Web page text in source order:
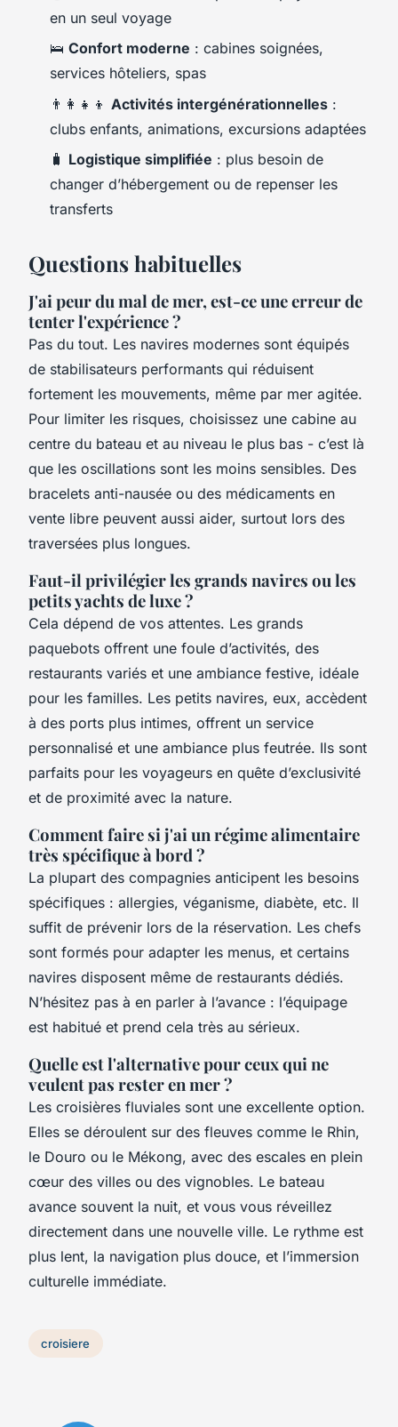
en un seul voyage
🛌 Confort moderne : cabines soignées,
services hôteliers, spas
👨‍👩‍👧‍👦 Activités intergénérationnelles :
clubs enfants, animations, excursions adaptées
🧳 Logistique simplifiée : plus besoin de
changer d’hébergement ou de repenser les
transferts
Questions habituelles
J'ai peur du mal de mer, est-ce une erreur de
tenter l'expérience ?
Pas du tout. Les navires modernes sont équipés
de stabilisateurs performants qui réduisent
fortement les mouvements, même par mer agitée.
Pour limiter les risques, choisissez une cabine au
centre du bateau et au niveau le plus bas - c’est là
que les oscillations sont les moins sensibles. Des
bracelets anti-nausée ou des médicaments en
vente libre peuvent aussi aider, surtout lors des
traversées plus longues.
Faut-il privilégier les grands navires ou les
petits yachts de luxe ?
Cela dépend de vos attentes. Les grands
paquebots offrent une foule d’activités, des
restaurants variés et une ambiance festive, idéale
pour les familles. Les petits navires, eux, accèdent
à des ports plus intimes, offrent un service
personnalisé et une ambiance plus feutrée. Ils sont
parfaits pour les voyageurs en quête d’exclusivité
et de proximité avec la nature.
Comment faire si j'ai un régime alimentaire
très spécifique à bord ?
La plupart des compagnies anticipent les besoins
spécifiques : allergies, véganisme, diabète, etc. Il
suffit de prévenir lors de la réservation. Les chefs
sont formés pour adapter les menus, et certains
navires disposent même de restaurants dédiés.
N’hésitez pas à en parler à l’avance : l’équipage
est habitué et prend cela très au sérieux.
Quelle est l'alternative pour ceux qui ne
veulent pas rester en mer ?
Les croisières fluviales sont une excellente option.
Elles se déroulent sur des fleuves comme le Rhin,
le Douro ou le Mékong, avec des escales en plein
cœur des villes ou des vignobles. Le bateau
avance souvent la nuit, et vous vous réveillez
directement dans une nouvelle ville. Le rythme est
plus lent, la navigation plus douce, et l’immersion
culturelle immédiate.
croisiere